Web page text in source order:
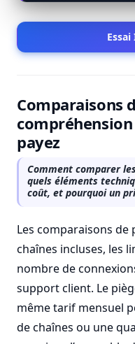
Comparaisons
payez
Comment comparer
quels éléments
coût, et pourquoi un
Les comparaisons
chaînes incluses, les
nombre de
support client. Le
même tarif mensuel
de chaînes ou une